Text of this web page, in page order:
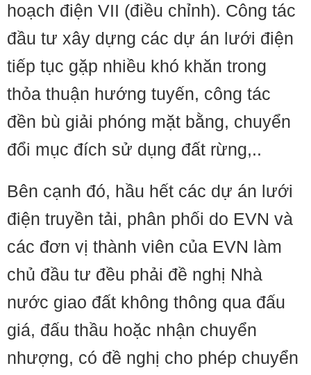
hoạch điện VII (điều chỉnh). Công tác
đầu tư xây dựng các dự án lưới điện
tiếp tục gặp nhiều khó khăn trong
thỏa thuận hướng tuyến, công tác
đền bù giải phóng mặt bằng, chuyển
đổi mục đích sử dụng đất rừng,..
Bên cạnh đó, hầu hết các dự án lưới
điện truyền tải, phân phối do EVN và
các đơn vị thành viên của EVN làm
chủ đầu tư đều phải đề nghị Nhà
nước giao đất không thông qua đấu
giá, đấu thầu hoặc nhận chuyển
nhượng, có đề nghị cho phép chuyển